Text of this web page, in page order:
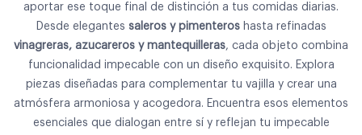
aportar ese toque final de distinción a tus comidas diarias.
Desde elegantes saleros y pimenteroshasta refinadas
vinagreras, azucareros y mantequilleras, cada objeto combina
funcionalidad impecable con un diseño exquisito. Explora
piezas diseñadas para complementar tu vajilla y crear una
atmósfera armoniosa y acogedora. Encuentra esos elementos
esenciales que dialogan entre sí y reflejan tu impecable